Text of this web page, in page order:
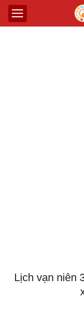
Lịch vạn niên